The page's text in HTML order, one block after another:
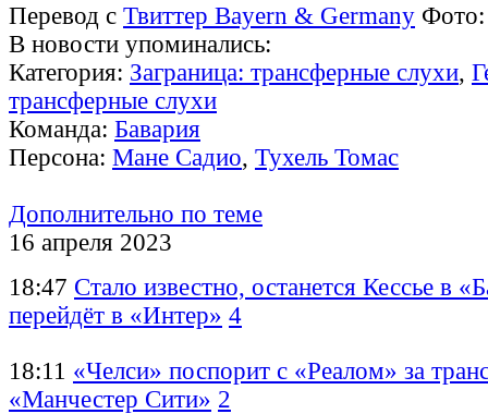
Перевод с Твиттер Bayern & Germany
В новости упоминались:
Категория: Заграница: трансферные слухи,
трансферные слухи
Команда: Бавария
Персона: Мане Садио, Тухель Томас
Дополнительно по теме
16 апреля 2023
18:47 Стало известно, останется Кессье в
перейдёт в «Интер» 4
18:11 «Челси» поспорит с «Реалом» за
«Манчестер Сити» 2